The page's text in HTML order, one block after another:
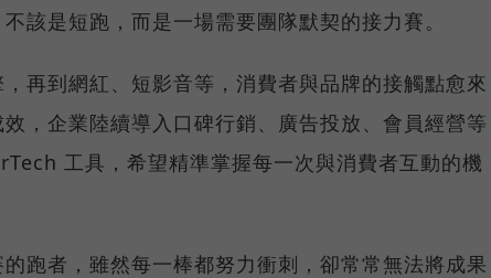
該是短跑，而是一場需要團隊默契的接力賽。
再到網紅、短影音等，消費者與品牌的接觸點愈來
，企業陸續導入口碑行銷、廣告投放、會員經營等
工具，希望精準掌握每一次與消費者互動的機
跑者，雖然每一棒都努力衝刺，卻常常無法將成果